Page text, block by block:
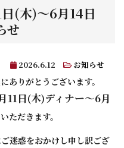
日(木)～6月14日
せ
2026.6.12 お知らせ
ありがとうございます。
11日(木)ディナー～6月
ただきます。
迷惑をおかけし申し訳ござ